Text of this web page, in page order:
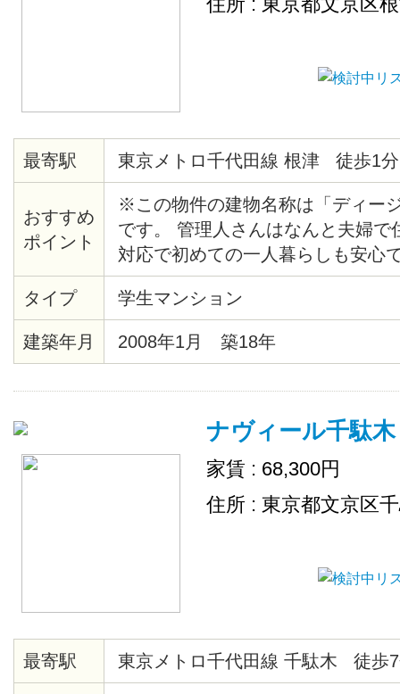
最寄駅 東京メトロ千代田線 根津 徒歩1
おすすめ
ポイント
※この物件の建物名称は「ディー
です。 管理人さんはなんと夫婦で
対応で初めての一人暮らしも安心
りて地上に上がると、目の前にマ
らマンションまでの近さも魅力で
で営業しているスーパーも物件目
屋から歴史根付く根津の町を見渡
タイプ 学生マンション
建築年月 2008年1月 築18年
ナヴィール千駄木
家賃 : 68,300円
住所 : 東京都文京区
最寄駅 東京メトロ千代田線 千駄木 徒歩